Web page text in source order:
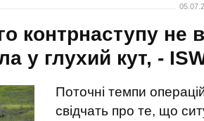
контрнаступу не
у глухий кут, -
Поточні темпи
свідчать про те, що